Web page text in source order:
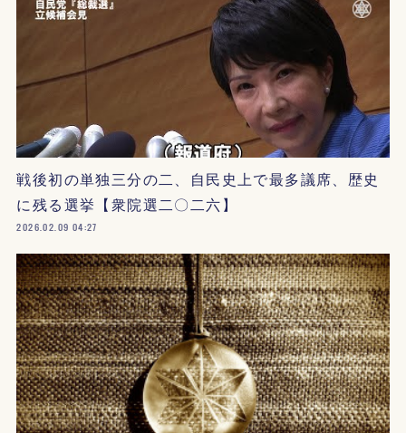
戦後初の単独三分の二、自民史上で最多議席、歴史
に残る選挙【衆院選二〇二六】
2026.02.09 04:27